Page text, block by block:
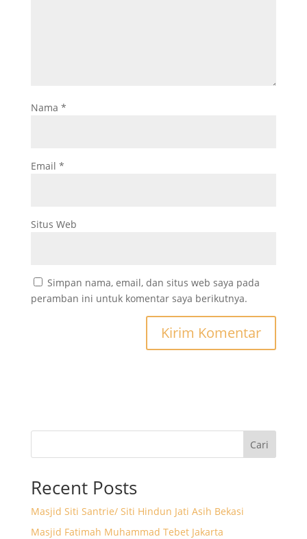
Nama *
Email *
Situs Web
Simpan nama, email, dan situs web saya pada
peramban ini untuk komentar saya berikutnya.
Cari
Recent Posts
Masjid Siti Santrie/ Siti Hindun Jati Asih Bekasi
Masjid Fatimah Muhammad Tebet Jakarta